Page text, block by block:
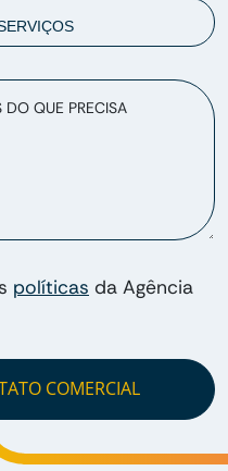
DO QUE PRECISA
políticas da Agência
COMERCIAL